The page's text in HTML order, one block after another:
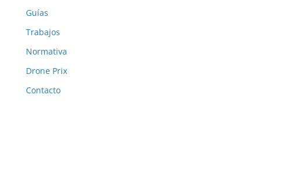
Guías
Trabajos
Normativa
Drone Prix
Contacto